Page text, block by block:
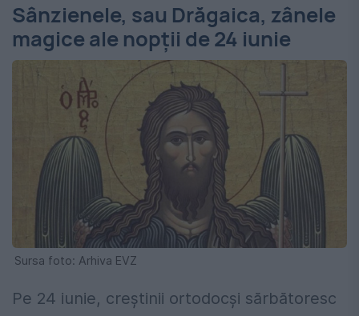
Sânzienele, sau Drăgaica, zânele
magice ale nopții de 24 iunie
Sursa foto: Arhiva EVZ
Pe 24 iunie, creștinii ortodocși sărbătoresc